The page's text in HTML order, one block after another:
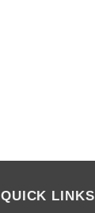
QUICK LINKS